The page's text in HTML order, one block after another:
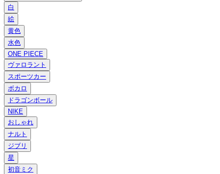
白
絵
黄色
水色
ONE PIECE
ヴァロラント
スポーツカー
ボカロ
ドラゴンボール
NIKE
おしゃれ
ナルト
ジブリ
星
初音ミク